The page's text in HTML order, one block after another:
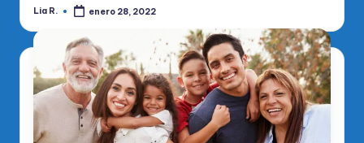
Publicado
Lia R. enero 28, 2022